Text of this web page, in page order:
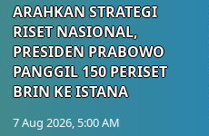
ARAHKAN STRATEGI
RISET NASIONAL,
PRESIDEN PRABOWO
PANGGIL 150 PERISET
BRIN KE ISTANA
7 Aug 2026, 5:00 AM